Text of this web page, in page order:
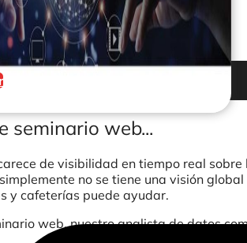
seminario web...
de visibilidad en tiempo real
no se tiene una visión
y cafeterías puede ayudar.
web, nuestro analista de datos